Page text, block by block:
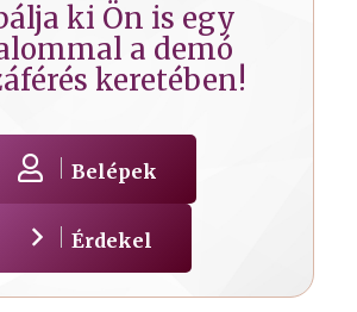
ki Ön is egy
a demó
keretében!
Belépek
Érdekel